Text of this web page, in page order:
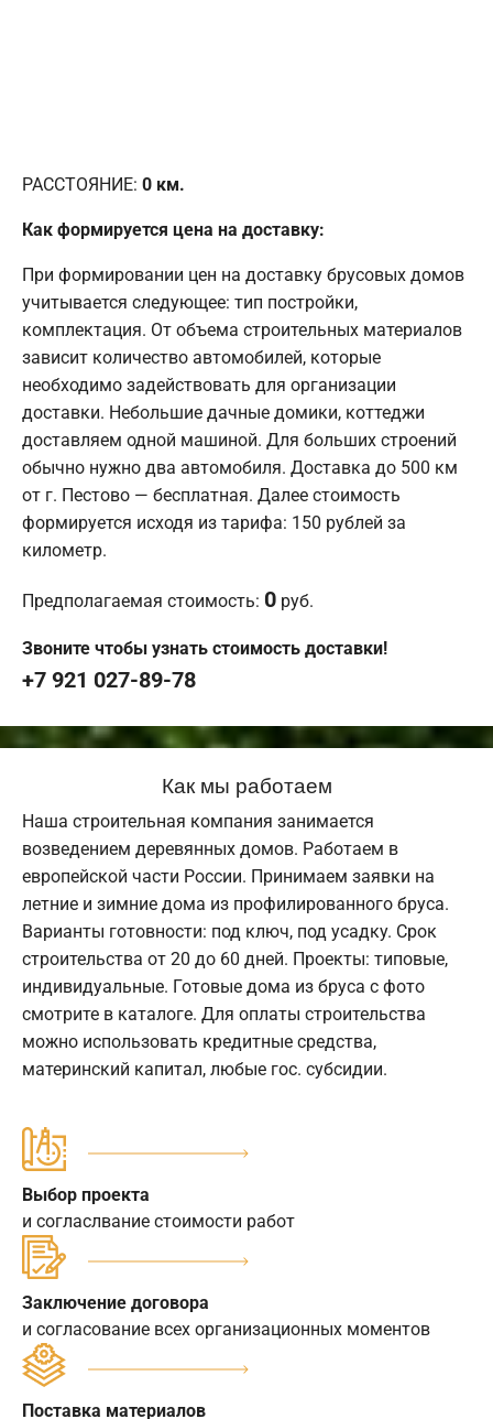
РАССТОЯНИЕ: 0 км.
Как формируется цена на доставку:
При формировании цен на доставку брусовых домов
учитывается следующее: тип постройки,
комплектация. От объема строительных материалов
зависит количество автомобилей, которые
необходимо задействовать для организации
доставки. Небольшие дачные домики, коттеджи
доставляем одной машиной. Для больших строений
обычно нужно два автомобиля. Доставка до 500 км
от г. Пестово — бесплатная. Далее стоимость
формируется исходя из тарифа: 150 рублей за
километр.
Предполагаемая стоимость: 0 руб.
Звоните чтобы узнать стоимость доставки!
+7 921 027-89-78
Как мы работаем
Наша строительная компания занимается
возведением деревянных домов. Работаем в
европейской части России. Принимаем заявки на
летние и зимние дома из профилированного бруса.
Варианты готовности: под ключ, под усадку. Срок
строительства от 20 до 60 дней. Проекты: типовые,
индивидуальные. Готовые дома из бруса с фото
смотрите в каталоге. Для оплаты строительства
можно использовать кредитные средства,
материнский капитал, любые гос. субсидии.
Выбор проекта
и согласлвание стоимости работ
Заключение договора
и согласование всех организационных моментов
Поставка материалов